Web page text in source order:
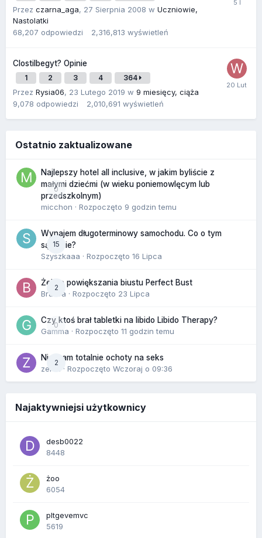
Przez czarna_aga, 27 Sierpnia 2008 w Uczniowie,
Nastolatki
68,207 odpowiedzi 2,316,813 wyświetleń
Clostilbegyt? Opinie
1 2 3 4 364
Przez Rysia06, 23 Lutego 2019 w 9 miesięcy, ciąża
9,078 odpowiedzi 2,010,691 wyświetleń
Ostatnio zaktualizowane
0
Najlepszy hotel all inclusive, w jakim byliście z
małymi dziećmi (w wieku poniemowlęcym lub
przedszkolnym)
micchon · Rozpoczęto 9 godzin temu
15
Wynajem długoterminowy samochodu. Co o tym
sądzicie?
Szyszkaaa · Rozpoczęto 16 Lipca
2
Żel do powiększania biustu Perfect Bust
Bravva · Rozpoczęto 23 Lipca
0
Czy ktoś brał tabletki na libido Libido Therapy?
Gamma · Rozpoczęto 11 godzin temu
2
Nie mam totalnie ochoty na seks
zenla
· Rozpoczęto Wczoraj o 09:36
Najaktywniejsi użytkownicy
desb0022
8448
żoo
6054
pltgevemvc
5619